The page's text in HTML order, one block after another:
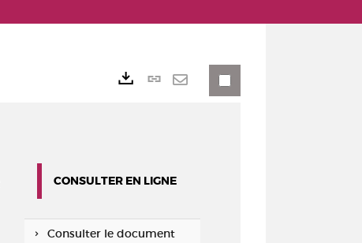
Lien
CONSULTER EN LIGNE
Consulter le document